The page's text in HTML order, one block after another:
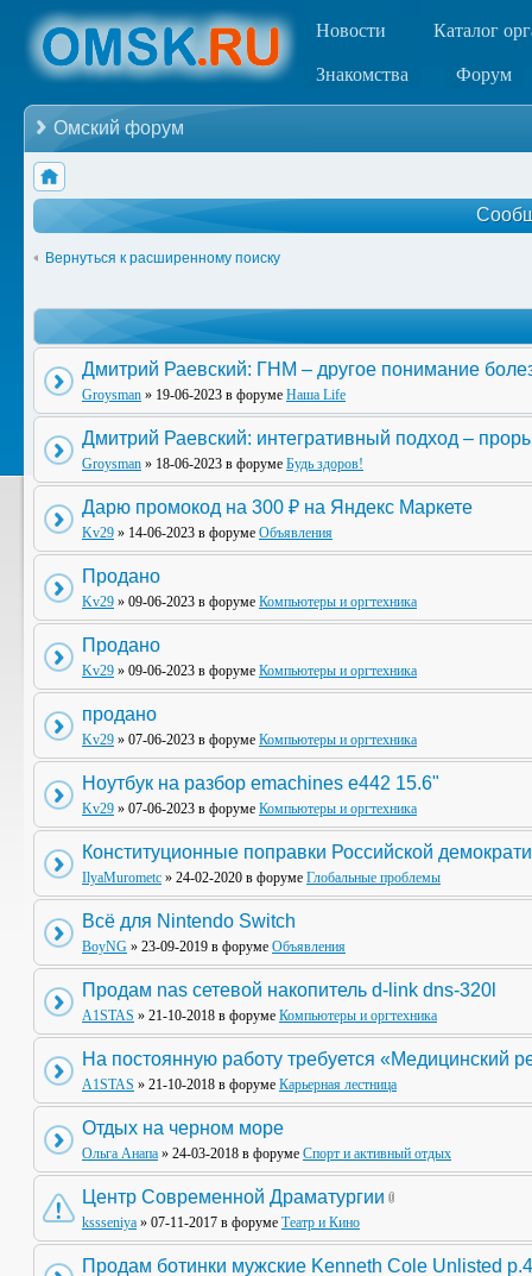
Новости Каталог
Знакомства Форум
Омский форум
Вернуться к расширенному поиску
Дмитрий Раевский: ГНМ – другое понимание
Groysman » 19-06-2023 в форуме Наша Life
Дмитрий Раевский: интегративный подход –
Groysman » 18-06-2023 в форуме Будь здоров!
Дарю промокод на 300 ₽ на Яндекс Маркете
Kv29 » 14-06-2023 в форуме Объявления
Продано
Kv29 » 09-06-2023 в форуме Компьютеры и оргтехника
Продано
Kv29 » 09-06-2023 в форуме Компьютеры и оргтехника
продано
Kv29 » 07-06-2023 в форуме Компьютеры и оргтехника
Ноутбук на разбор emachines e442 15.6"
Kv29 » 07-06-2023 в форуме Компьютеры и оргтехника
Конституционные поправки Российской
IlyaMurometc » 24-02-2020 в форуме Глобальные проблемы
Всё для Nintendo Switch
BoyNG » 23-09-2019 в форуме Объявления
Продам nas сетевой накопитель d-link dns-320l
A1STAS » 21-10-2018 в форуме Компьютеры и оргтехника
На постоянную работу требуется «Медицинский
A1STAS » 21-10-2018 в форуме Карьерная лестница
Отдых на черном море
Ольга Анапа » 24-03-2018 в форуме Спорт и активный отдых
Центр Современной Драматургии
kssseniya » 07-11-2017 в форуме Театр и Кино
Продам ботинки мужские Kenneth Cole Unlisted